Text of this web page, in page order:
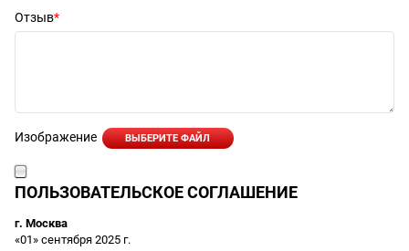
Отзыв
Изображение ВЫБЕРИТЕ ФАЙЛ
ПОЛЬЗОВАТЕЛЬСКОЕ СОГЛАШЕНИЕ
г. Москва
«01» сентября 2025 г.